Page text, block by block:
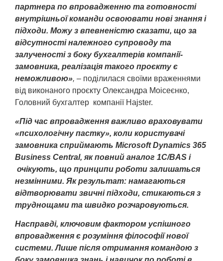
партнера по впровадженню та готовності
внутрішньої команди освоювати нові знання і
підходи. Можу з впевненістю сказати, що за
відсутності належного супроводу та
залученості з боку бухгалтерів компанії-
замовника, реалізація такого проєкту є
неможливою», – поділилася своїми враженнями
від виконаного проєкту Олександра Moiceєнко,
Головний бухгалтер компанії Hajster.
«Під час впровадження важливо враховувати
«психологічну пастку», коли користувачі
замовника сприймають Microsoft Dynamics 365
Business Central, як повний аналог 1С/BAS і
очікують, що принципи роботи залишаться
незмінними. Як результат: намагаються
відтворювати звичні підходи, стикаються з
труднощами та швидко розчаровуються.
Насправді, ключовим фактором успішного
впровадження є розуміння філософії нової
системи. Лише після отримання командою з